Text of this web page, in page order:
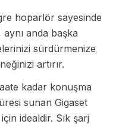
hoparlör sayesinde
anda başka
sürdürmenize
artırır.
kadar konuşma
sunan Gigaset
idealdir. Sık şarj